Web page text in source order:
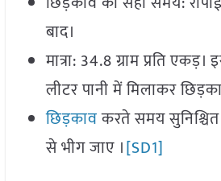
बाद।
मात्रा: 34.8 ग्राम प्रति
लीटर पानी में मिलाकर
छिड़कावकरते समय सुनिश्चित
से भीग जाए ।[SD1]